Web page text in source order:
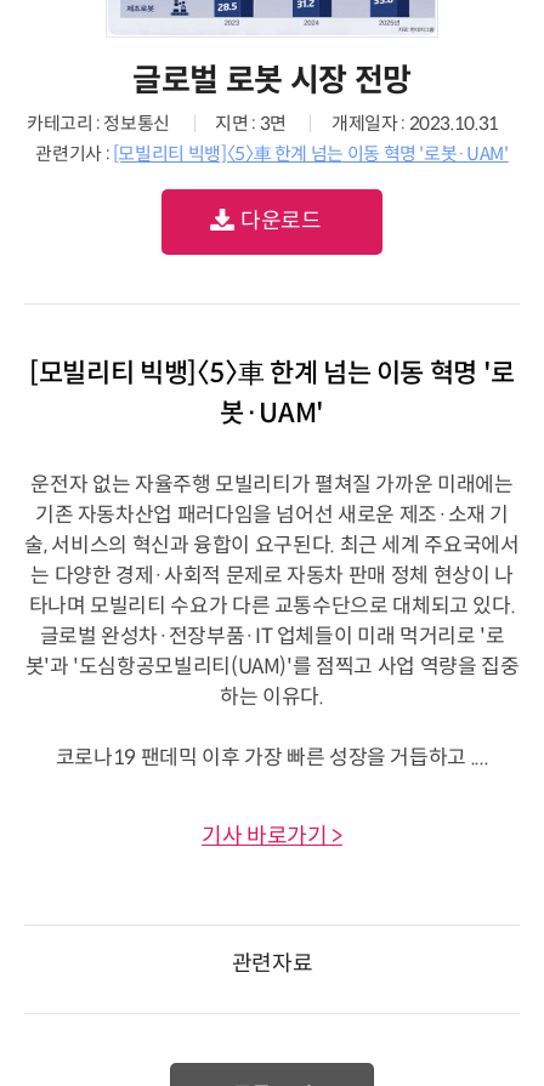
글로벌 로봇 시장 전망
카테고리 : 정보통신 지면 : 3면
개제일자 : 2023.10.31
관련기사 : [모빌리티 빅뱅]〈5〉車 한계 넘는 이동 혁명 '로봇·UAM'
다운로드
[모빌리티 빅뱅]〈5〉車 한계 넘는 이동 혁명 '로
봇·UAM'
운전자 없는 자율주행 모빌리티가 펼쳐질 가까운 미래에는
기존 자동차산업 패러다임을 넘어선 새로운 제조·소재 기
술, 서비스의 혁신과 융합이 요구된다. 최근 세계 주요국에서
는 다양한 경제·사회적 문제로 자동차 판매 정체 현상이 나
타나며 모빌리티 수요가 다른 교통수단으로 대체되고 있다.
글로벌 완성차·전장부품·IT 업체들이 미래 먹거리로 '로
봇'과 '도심항공모빌리티(UAM)'를 점찍고 사업 역량을 집중
하는 이유다.
코로나19 팬데믹 이후 가장 빠른 성장을 거듭하고 ....
기사 바로가기 >
관련자료